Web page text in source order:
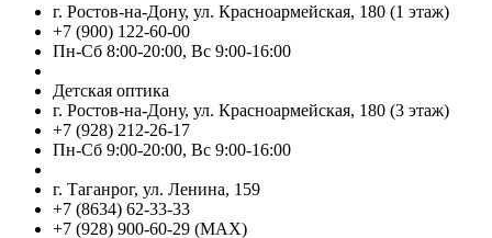
г. Ростов-на-Дону, ул. Красноармейская, 180 (1 этаж)
+7 (900) 122-60-00
Пн-Cб 8:00-20:00, Вс 9:00-16:00
Детская оптика
г. Ростов-на-Дону, ул. Красноармейская, 180 (3 этаж)
+7 (928) 212-26-17
Пн-Cб 9:00-20:00, Вс 9:00-16:00
г. Таганрог, ул. Ленина, 159
+7 (8634) 62-33-33
+7 (928) 900-60-29 (MAX)